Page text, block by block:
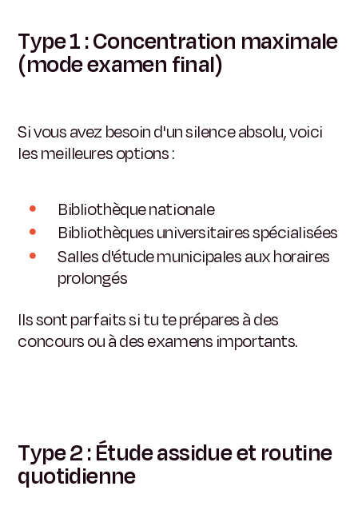
Type 1 : Concentration maximale
(mode examen final)
Si vous avez besoin d'un silence absolu, voici
les meilleures options :
Bibliothèque nationale
Bibliothèques universitaires spécialisées
Salles d'étude municipales aux horaires
prolongés
Ils sont parfaits si tu te prépares à des
concours ou à des examens importants.
Type 2 : Étude assidue et routine
quotidienne